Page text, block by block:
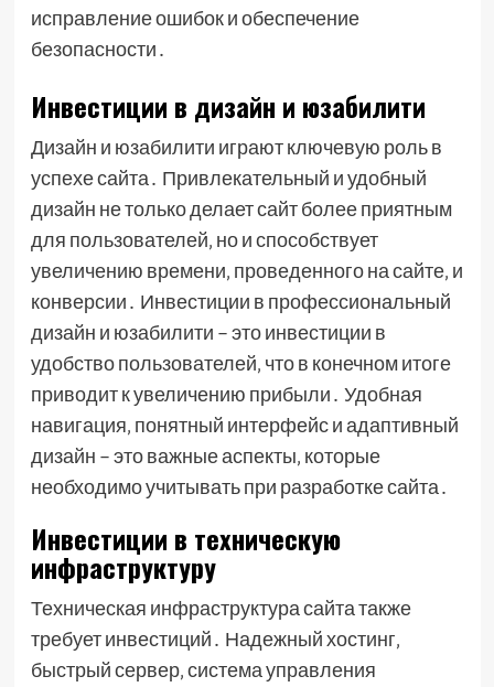
исправление ошибок и обеспечение
безопасности․
Инвестиции в дизайн и юзабилити
Дизайн и юзабилити играют ключевую роль в
успехе сайта․ Привлекательный и удобный
дизайн не только делает сайт более приятным
для пользователей‚ но и способствует
увеличению времени‚ проведенного на сайте‚ и
конверсии․ Инвестиции в профессиональный
дизайн и юзабилити – это инвестиции в
удобство пользователей‚ что в конечном итоге
приводит к увеличению прибыли․ Удобная
навигация‚ понятный интерфейс и адаптивный
дизайн – это важные аспекты‚ которые
необходимо учитывать при разработке сайта․
Инвестиции в техническую
инфраструктуру
Техническая инфраструктура сайта также
требует инвестиций․ Надежный хостинг‚
быстрый сервер‚ система управления